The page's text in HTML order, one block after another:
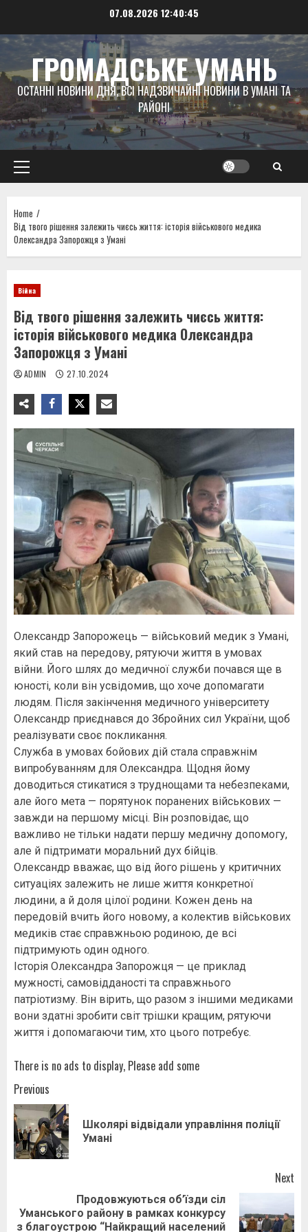
content
07.08.2026 12:40:46
ГРОМАДСЬКЕ УМАНЬ
ОСТАННІ НОВИНИ ДНЯ, ВСІ НАДЗВИЧАЙНІ НОВИНИ В УМАНІ ТА
РАЙОНІ
Primary
Menu
Home
Від твого рішення залежить чиєсь життя: історія військового медика
Олександра Запорожця з Умані
Війна
Від твого рішення залежить чиєсь життя:
історія військового медика Олександра
Запорожця з Умані
ADMIN 27.10.2024
Олександр Запорожець — військовий медик з Умані,
який став на передову, рятуючи життя в умовах
війни. Його шлях до медичної служби почався ще в
юності, коли він усвідомив, що хоче допомагати
людям. Після закінчення медичного університету
Олександр приєднався до Збройних сил України, щоб
реалізувати своє покликання.
Служба в умовах бойових дій стала справжнім
випробуванням для Олександра. Щодня йому
доводиться стикатися з труднощами та небезпеками,
але його мета — порятунок поранених військових —
завжди на першому місці. Він розповідає, що
важливо не тільки надати першу медичну допомогу,
але й підтримати моральний дух бійців.
Олександр вважає, що від його рішень у критичних
ситуаціях залежить не лише життя конкретної
людини, а й доля цілої родини. Кожен день на
передовій вчить його новому, а колектив військових
медиків стає справжньою родиною, де всі
підтримують один одного.
Історія Олександра Запорожця — це приклад
мужності, самовідданості та справжнього
патріотизму. Він вірить, що разом з іншими медиками
вони здатні зробити світ трішки кращим, рятуючи
життя і допомагаючи тим, хто цього потребує.
There is no ads to display, Please add some
Post
navigation
Previous
Школярі відвідали управління поліції
Умані
Next
Next
Продовжуються об’їзди сіл
Уманського району в рамках конкурсу
з благоустрою “Найкращий населений